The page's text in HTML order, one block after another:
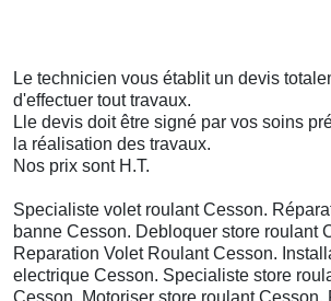
Le technicien vous établit un devis
d'effectuer tout travaux.
Lle devis doit être signé par vos soins
la réalisation des travaux.
Nos prix sont H.T.
Specialiste volet roulant Cesson.
banne Cesson. Debloquer store roulant
Reparation Volet Roulant Cesson.
electrique Cesson. Specialiste store
Cesson. Motoriser store roulant Cesson.